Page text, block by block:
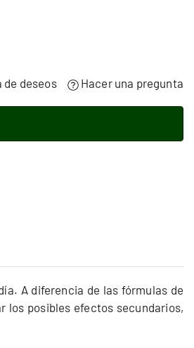
de deseos Hacer una pregunta
A diferencia de las fórmulas de
los posibles efectos secundarios,